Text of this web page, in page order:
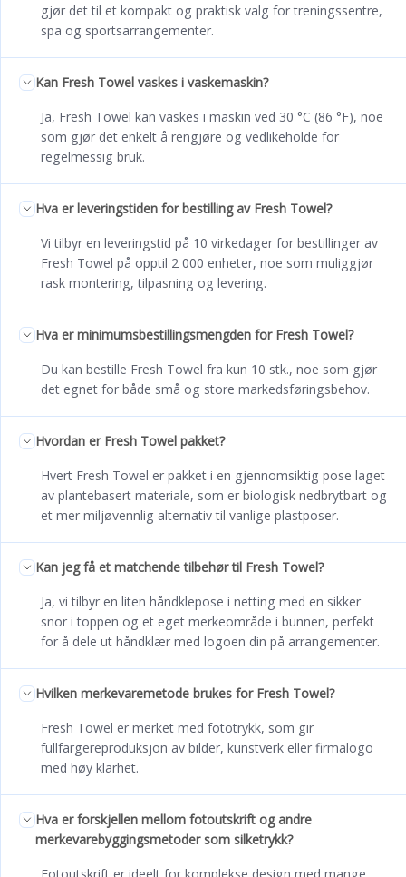
gjør det til et kompakt og praktisk valg for treningssentre,
spa og sportsarrangementer.
Kan Fresh Towel vaskes i vaskemaskin?
Ja, Fresh Towel kan vaskes i maskin ved 30 °C (86 °F), noe
som gjør det enkelt å rengjøre og vedlikeholde for
regelmessig bruk.
Hva er leveringstiden for bestilling av Fresh Towel?
Vi tilbyr en leveringstid på 10 virkedager for bestillinger av
Fresh Towel på opptil 2 000 enheter, noe som muliggjør
rask montering, tilpasning og levering.
Hva er minimumsbestillingsmengden for Fresh Towel?
Du kan bestille Fresh Towel fra kun 10 stk., noe som gjør
det egnet for både små og store markedsføringsbehov.
Hvordan er Fresh Towel pakket?
Hvert Fresh Towel er pakket i en gjennomsiktig pose laget
av plantebasert materiale, som er biologisk nedbrytbart og
et mer miljøvennlig alternativ til vanlige plastposer.
Kan jeg få et matchende tilbehør til Fresh Towel?
Ja, vi tilbyr en liten håndklepose i netting med en sikker
snor i toppen og et eget merkeområde i bunnen, perfekt
for å dele ut håndklær med logoen din på arrangementer.
Hvilken merkevaremetode brukes for Fresh Towel?
Fresh Towel er merket med fototrykk, som gir
fullfargereproduksjon av bilder, kunstverk eller firmalogo
med høy klarhet.
Hva er forskjellen mellom fotoutskrift og andre
merkevarebyggingsmetoder som silketrykk?
Fotoutskrift er ideelt for komplekse design med mange